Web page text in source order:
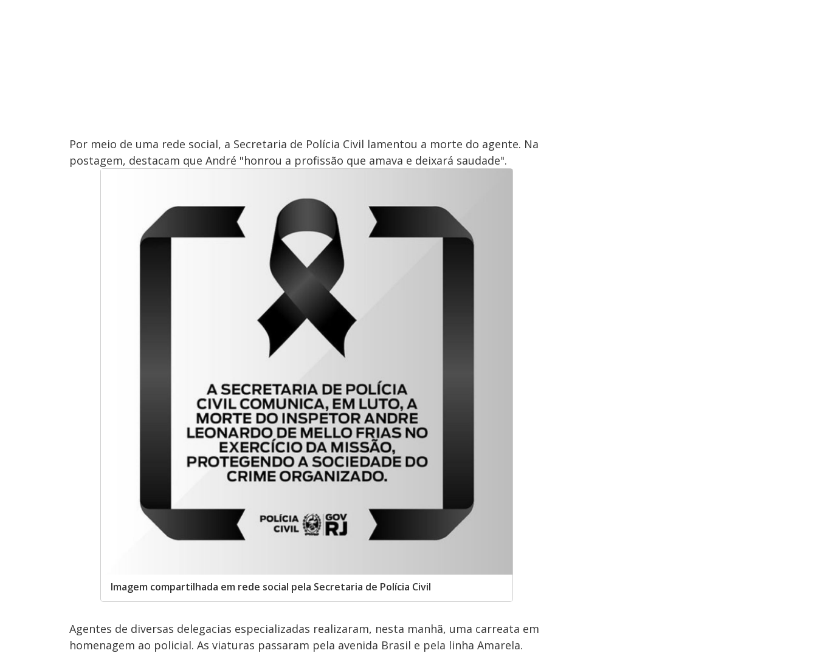
Por meio de uma rede social, a Secretaria de Polícia Civil lamentou a morte do agente. Na
postagem, destacam que André "honrou a profissão que amava e deixará saudade".
Imagem compartilhada em rede social pela Secretaria de Polícia Civil
Agentes de diversas delegacias especializadas realizaram, nesta manhã, uma carreata em
homenagem ao policial. As viaturas passaram pela avenida Brasil e pela linha Amarela.